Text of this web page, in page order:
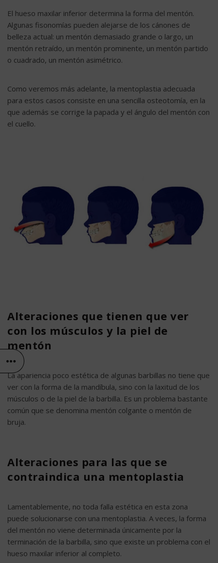
El hueso maxilar inferior determina la forma del mentón.
Algunas fisonomías pueden alejarse de los cánones de
belleza actual: un mentón demasiado grande o largo, un
mentón retraído, un mentón prominente, un mentón partido
o cuadrado, un mentón asimétrico.
Como veremos más adelante, la mentoplastia adecuada
para estos casos consiste en una sencilla osteotomía, en la
que además se corrige la papada y el ángulo del mentón con
el cuello.
Alteraciones que tienen que ver
con los músculos y la piel de
mentón
La apariencia poco estética de algunas barbillas no tiene que
ver con la forma de la mandíbula, sino con la laxitud de los
músculos o de la piel de la barbilla. Es un problema bastante
común que se denomina mentón colgante o mentón de
bruja.
Alteraciones para las que se
contraindica una mentoplastia
Lamentablemente, no toda falla estética en esta zona
puede solucionarse con una mentoplastia. A veces, la forma
del mentón no viene determinada únicamente por la
terminación de la barbilla, sino que existe un problema con el
hueso maxilar inferior al completo.